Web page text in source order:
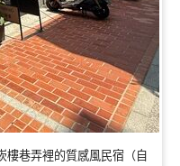
樓巷弄裡的質感風民宿（自